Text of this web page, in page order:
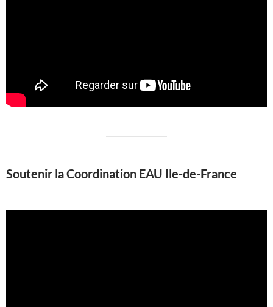
Soutenir la Coordination EAU Ile-de-France